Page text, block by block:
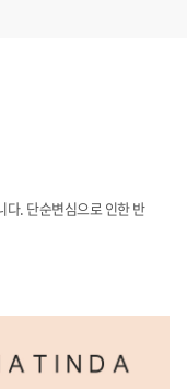
다. 단순변심으로 인한 반